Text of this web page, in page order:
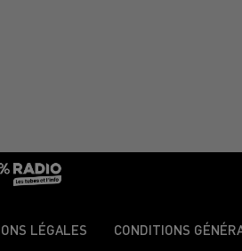
LÉGALES CONDITIONS